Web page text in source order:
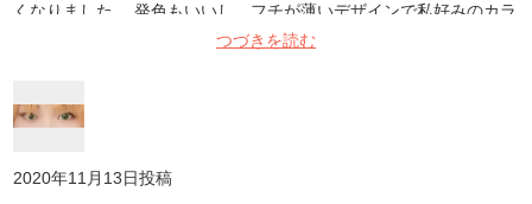
くなりました。 発色もいいし、フチが薄いデザインで私好みのカラ
コンでした! 比較的ナチュラルなので、男装にぴったりなカラコン
だと思います。 またリピートしたいです。
つづきを読む
2020年11月13日投稿